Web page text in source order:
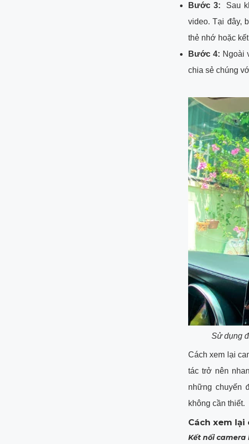
Bước 3:
Sau
video. Tại đây,
thẻ nhớ hoặc
Bước 4: Ngoài
chia sẻ chúng
Sử dụng
Cách xem lại
tác trở nên
những chuyến
không cần thiết.
Cách xem lại
Kết nối camera